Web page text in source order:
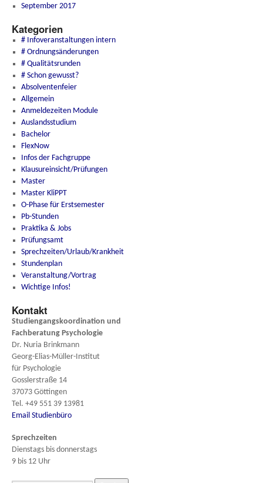
September 2017
Kategorien
# Infoveranstaltungen intern
# Ordnungsänderungen
# Qualitätsrunden
# Schon gewusst?
Absolventenfeier
Allgemein
Anmeldezeiten Module
Auslandsstudium
Bachelor
FlexNow
Infos der Fachgruppe
Klausureinsicht/Prüfungen
Master
Master KliPPT
O-Phase für Erstsemester
Pb-Stunden
Praktika & Jobs
Prüfungsamt
Sprechzeiten/Urlaub/Krankheit
Stundenplan
Veranstaltung/Vortrag
Wichtige Infos!
Kontakt
Studiengangskoordination und
Fachberatung Psychologie
Dr. Nuria Brinkmann
Georg-Elias-Müller-Institut
für Psychologie
Gosslerstraße 14
37073 Göttingen
Tel. +49 551 39 13981
Email Studienbüro
Sprechzeiten
Dienstags bis donnerstags
9 bis 12 Uhr